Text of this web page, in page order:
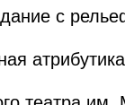
с